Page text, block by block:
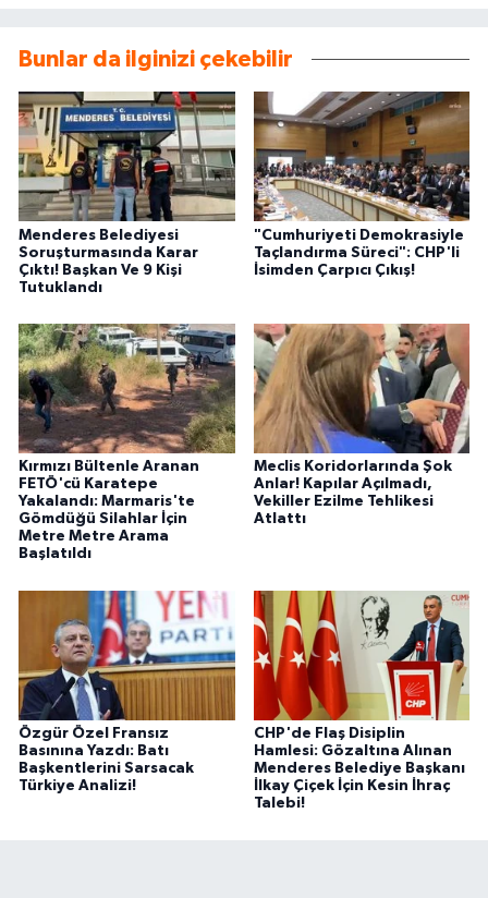
Bunlar da ilginizi çekebilir
Menderes Belediyesi
Soruşturmasında Karar
Çıktı! Başkan Ve 9 Kişi
Tutuklandı
"Cumhuriyeti Demokrasiyle
Taçlandırma Süreci": CHP'li
İsimden Çarpıcı Çıkış!
Kırmızı Bültenle Aranan
FETÖ'cü Karatepe
Yakalandı: Marmaris'te
Gömdüğü Silahlar İçin
Metre Metre Arama
Başlatıldı
Meclis Koridorlarında Şok
Anlar! Kapılar Açılmadı,
Vekiller Ezilme Tehlikesi
Atlattı
Özgür Özel Fransız
Basınına Yazdı: Batı
Başkentlerini Sarsacak
Türkiye Analizi!
CHP'de Flaş Disiplin
Hamlesi: Gözaltına Alınan
Menderes Belediye Başkanı
İlkay Çiçek İçin Kesin İhraç
Talebi!